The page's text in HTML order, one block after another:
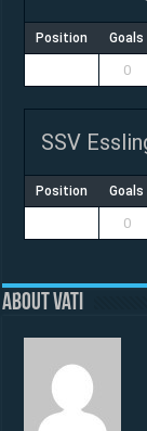
Position Goals
0
SSV
Position Goals
0
About vati